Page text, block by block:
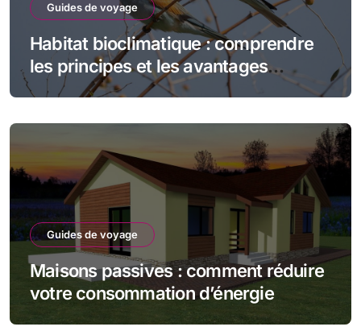
Guides de voyage
Habitat bioclimatique : comprendre
les principes et les avantages
écologiques
Guides de voyage
Maisons passives : comment réduire
votre consommation d’énergie